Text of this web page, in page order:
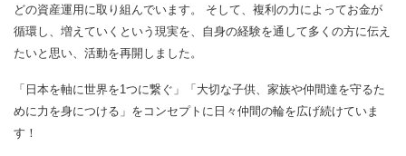
どの資産運用に取り組んでいます。 そして、複利の力によってお金が
循環し、増えていくという現実を、自身の経験を通して多くの方に伝え
たいと思い、活動を再開しました。
「日本を軸に世界を1つに繋ぐ」「大切な子供、家族や仲間達を守るた
めに力を身につける」をコンセプトに日々仲間の輪を広げ続けていま
す！